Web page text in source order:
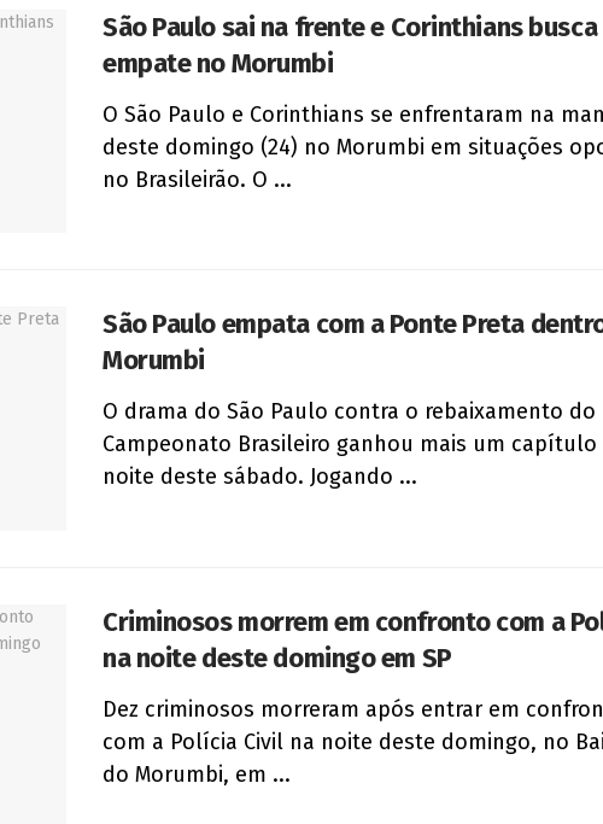
São Paulo sai na frente e Corinthians busca
empate no Morumbi
O São Paulo e Corinthians se enfrentaram na
deste domingo (24) no Morumbi em situações
no Brasileirão. O ...
São Paulo empata com a Ponte Preta
Morumbi
O drama do São Paulo contra o rebaixamento do
Campeonato Brasileiro ganhou mais um capítulo
noite deste sábado. Jogando ...
Criminosos morrem em confronto com a
na noite deste domingo em SP
Dez criminosos morreram após entrar em
com a Polícia Civil na noite deste domingo, no
do Morumbi, em ...